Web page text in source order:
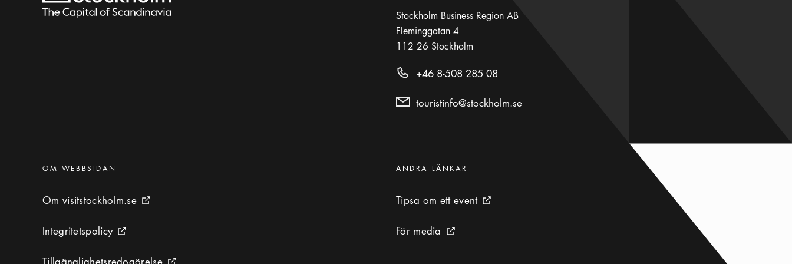
Stockholm Business Region AB
Fleminggatan 4
112 26 Stockholm
+46 8-508 285 08
touristinfo@stockholm.se
Kategorier:
OM WEBBSIDAN
Om visitstockholm.se
Om visitstockholm.se Extern ikon
Integritetspolicy
Integritetspolicy Extern ikon
Tillgänglighetsredogörelse
Kategorier :
ANDRA LÄNKAR
Tipsa om ett event
Tipsa om ett event Extern ikon
För media
För media Extern ikon